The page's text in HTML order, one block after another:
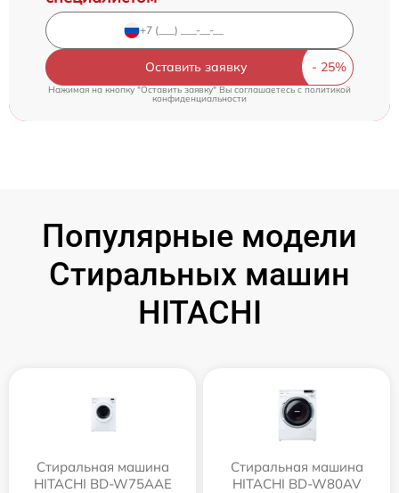
Оставить заявку
Нажимая на кнопку "Оставить заявку" Вы соглашаетесь cполитикой
конфиденциальности
Популярные модели
Стиральных машин
HITACHI
Стиральная машина
HITACHI BD-W75AAE
Стиральная машина
HITACHI BD-W80AV